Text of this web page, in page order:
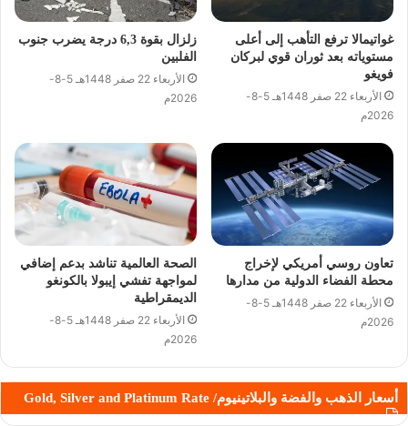
غواتيمالا ترفع التأهب إلى أعلى
مستوياته بعد ثوران قوي لبركان
فويغو
الأربعاء 22 صفر 1448هـ 5-8-
2026م
زلزال بقوة 6,3 درجة يضرب جنوب
الفلبين
الأربعاء 22 صفر 1448هـ 5-8-
2026م
تعاون روسي أمريكي لإخراج
محطة الفضاء الدولية من مدارها
الأربعاء 22 صفر 1448هـ 5-8-
2026م
الصحة العالمية تناشد بدعم إضافي
لمواجهة تفشي إيبولا بالكونغو
الديمقراطية
الأربعاء 22 صفر 1448هـ 5-8-
2026م
أسعار الذهب والفضة والبلاتينيوم/ Gold, Silver and Platinum Rate